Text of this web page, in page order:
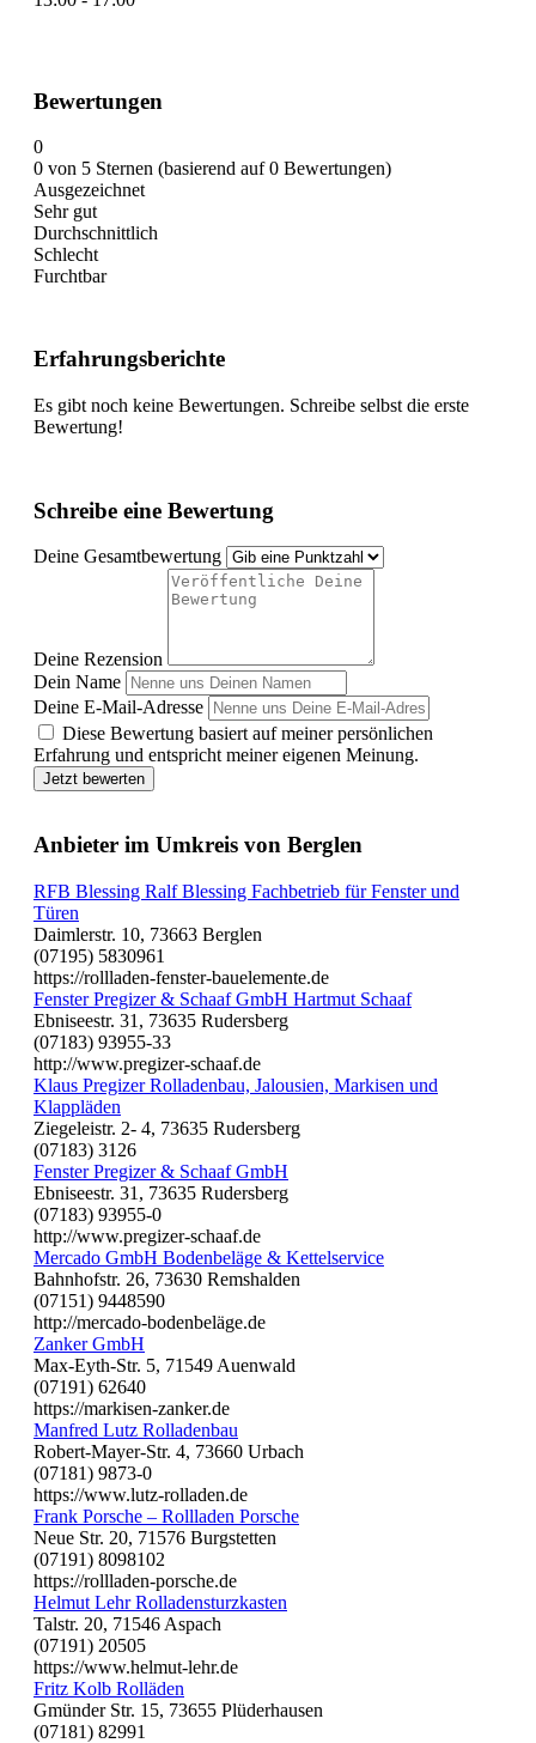
Bewertungen
0
0 von 5 Sternen (basierend auf 0 Bewertungen)
Ausgezeichnet
Sehr gut
Durchschnittlich
Schlecht
Furchtbar
Erfahrungsberichte
Es gibt noch keine Bewertungen. Schreibe selbst die erste
Bewertung!
Schreibe eine Bewertung
Deine Gesamtbewertung
Deine Rezension
Dein Name
Deine E-Mail-Adresse
Diese Bewertung basiert auf meiner persönlichen
Erfahrung und entspricht meiner eigenen Meinung.
Jetzt bewerten
Anbieter im Umkreis von Berglen
RFB Blessing Ralf Blessing Fachbetrieb für Fenster und
Türen
Daimlerstr. 10, 73663 Berglen
(07195) 5830961
https://rollladen-fenster-bauelemente.de
Fenster Pregizer & Schaaf GmbH Hartmut Schaaf
Ebniseestr. 31, 73635 Rudersberg
(07183) 93955-33
http://www.pregizer-schaaf.de
Klaus Pregizer Rolladenbau, Jalousien, Markisen und
Klappläden
Ziegeleistr. 2- 4, 73635 Rudersberg
(07183) 3126
Fenster Pregizer & Schaaf GmbH
Ebniseestr. 31, 73635 Rudersberg
(07183) 93955-0
http://www.pregizer-schaaf.de
Mercado GmbH Bodenbeläge & Kettelservice
Bahnhofstr. 26, 73630 Remshalden
(07151) 9448590
http://mercado-bodenbeläge.de
Zanker GmbH
Max-Eyth-Str. 5, 71549 Auenwald
(07191) 62640
https://markisen-zanker.de
Manfred Lutz Rolladenbau
Robert-Mayer-Str. 4, 73660 Urbach
(07181) 9873-0
https://www.lutz-rolladen.de
Frank Porsche – Rollladen Porsche
Neue Str. 20, 71576 Burgstetten
(07191) 8098102
https://rollladen-porsche.de
Helmut Lehr Rolladensturzkasten
Talstr. 20, 71546 Aspach
(07191) 20505
https://www.helmut-lehr.de
Fritz Kolb Rolläden
Gmünder Str. 15, 73655 Plüderhausen
(07181) 82991